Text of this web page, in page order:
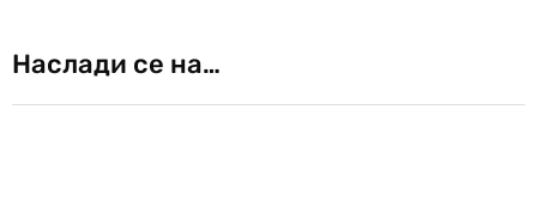
Наслади се на…